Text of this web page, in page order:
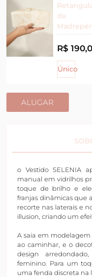
de
R$
Único
ALUGAR
o Vestido SELENIA
manual em vidrilhos
toque de brilho e
franjas dinâmicas que
recorte nas laterais e
illusion, criando um
A saia em
ao caminhar, e o
design
feminino. Para um
uma fenda discreta na